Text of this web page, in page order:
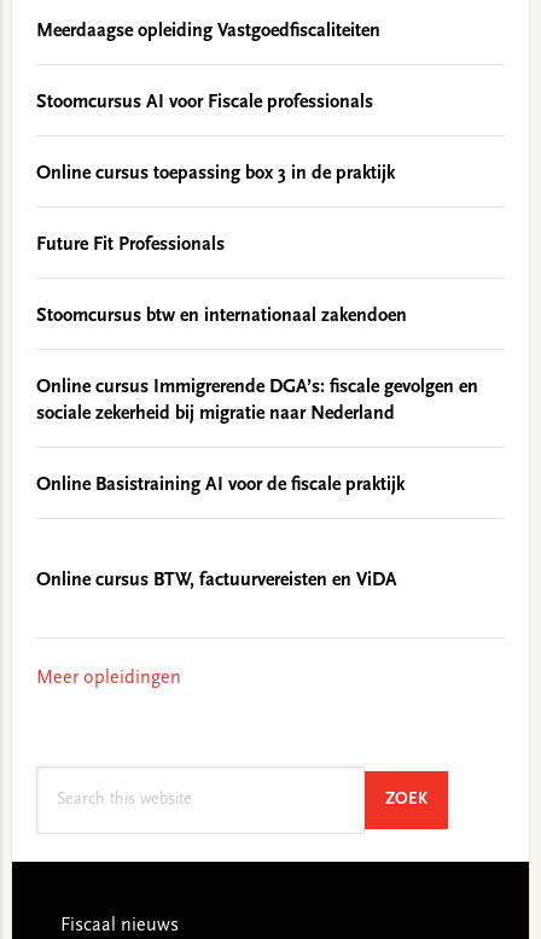
Meerdaagse opleiding Vastgoedfiscaliteiten
Stoomcursus AI voor Fiscale professionals
Online cursus toepassing box 3 in de praktijk
Future Fit Professionals
Stoomcursus btw en internationaal zakendoen
Online cursus Immigrerende DGA’s: fiscale gevolgen en
sociale zekerheid bij migratie naar Nederland
Online Basistraining AI voor de fiscale praktijk
Online cursus BTW, factuurvereisten en ViDA
Meer opleidingen
ZOEKSEARCH
Footer
Fiscaal nieuws